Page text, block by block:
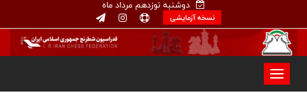
دوشنبه نوزدهم مرداد ماه
نسخه آزمایشی